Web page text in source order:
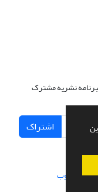
نشریه مشترک
اشتراک
از سیناوب